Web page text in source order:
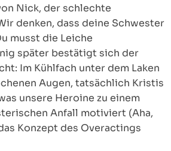
Nick, der schlechte
denken, dass deine Schwester
musst die Leiche
später bestätigt sich der
Im Kühlfach unter dem Laken
Augen, tatsächlich Kristis
unsere Heroine zu einem
Anfall motiviert (Aha,
Konzept des Overactings